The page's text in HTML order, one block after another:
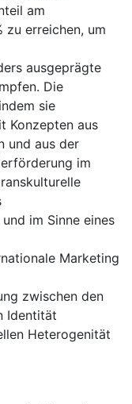
am
erreichen, um
ausgeprägte
Die
sie
Konzepten aus
und aus der
im
im Sinne eines
Marketing
zwischen den
Identität
Heterogenität